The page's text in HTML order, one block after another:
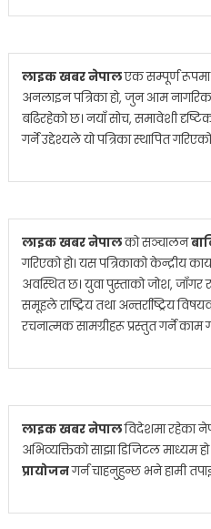
लाइक खबर नेपालएक सम्पूर्ण रूपमा
अनलाइन पत्रिका हो, जुन आम
बढिरहेको छ। नयाँ सोच, समावेशी
गर्ने उद्देश्यले यो पत्रिका स्थापित गरिएको
लाइक खबर नेपालको सञ्चालन
गरिएको हो। यस पत्रिकाको केन्द्रीय
अवस्थित छ। युवा पुस्ताको जोश, जाँगर
समूहले राष्ट्रिय तथा अन्तर्राष्ट्रिय
रचनात्मक सामग्रीहरू प्रस्तुत गर्ने काम
लाइक खबर नेपालविदेशमा रहेका
अभिव्यक्तिको साझा डिजिटल माध्यम
प्रायोजनगर्न चाहनुहुन्छ भने हामी